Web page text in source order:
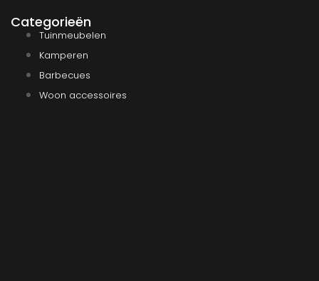
Categorieën
Tuinmeubelen
Kamperen
Barbecues
Woon accessoires